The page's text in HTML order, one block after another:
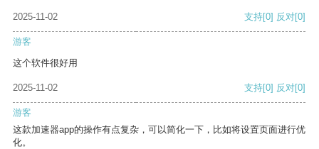
2025-11-02 支持[0] 反对[0]
游客
这个软件很好用
2025-11-02 支持[0] 反对[0]
游客
这款加速器app的操作有点复杂，可以简化一下，比如将设置页面进行优
化。